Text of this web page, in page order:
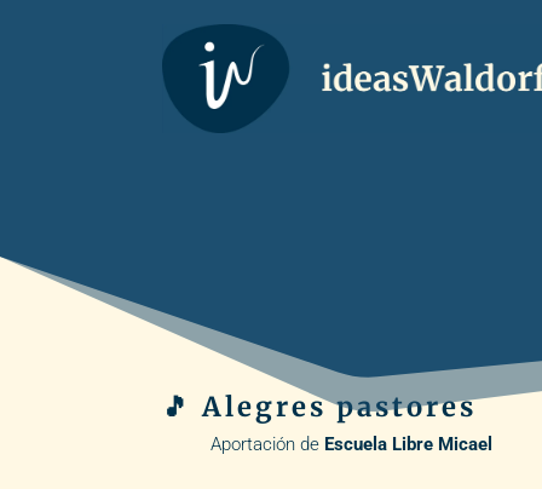
🎵 Alegres pastores
Aportación de Escuela Libre Micael